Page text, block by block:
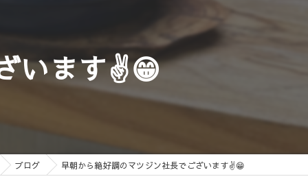
ガレージ
います✌️😁
ブログ 早朝から絶好調のマツジン社長でございます✌️😁